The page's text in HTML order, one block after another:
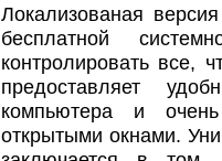
Локализованая
бесплатной
контролировать все,
предоставляет
компьютера и
открытыми окнами.